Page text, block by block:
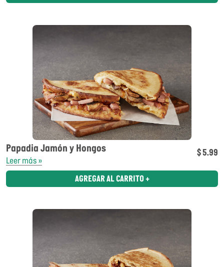
Papadia Jamón y Hongos
Leer más »
$ 5.99
AGREGAR AL CARRITO +